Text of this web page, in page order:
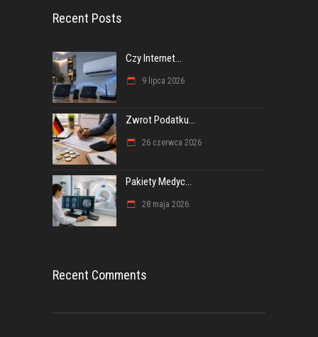
Recent Posts
Czy Internet...
9 lipca 2026
Zwrot Podatku...
26 czerwca 2026
Pakiety Medyc...
28 maja 2026
Recent Comments